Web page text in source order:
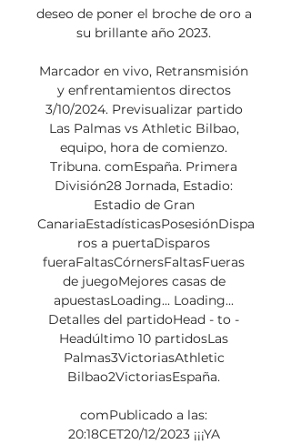
deseo de poner el broche de oro a
su brillante año 2023.
Marcador en vivo, Retransmisión
y enfrentamientos directos
3/10/2024. Previsualizar partido
Las Palmas vs Athletic Bilbao,
equipo, hora de comienzo.
Tribuna. comEspaña. Primera
División28 Jornada, Estadio:
Estadio de Gran
CanariaEstadísticasPosesiónDispa
ros a puertaDisparos
fueraFaltasCórnersFaltasFueras
de juegoMejores casas de
apuestasLoading... Loading...
Detalles del partidoHead - to -
Headúltimo 10 partidosLas
Palmas3VictoriasAthletic
Bilbao2VictoriasEspaña.
comPublicado a las:
20:18CET20/12/2023 ¡¡¡YA